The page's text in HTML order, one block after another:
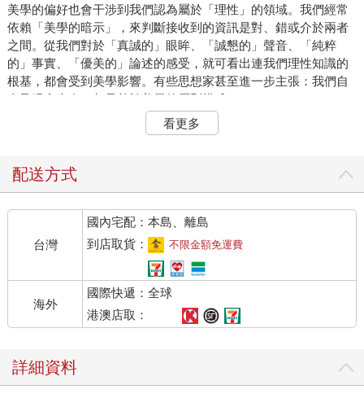
美學的偏好也會干涉到我們認為屬於「理性」的領域。我們經常
依賴「美學的暗示」，來判斷接收到的資訊是對、錯或介於兩者
之間。從我們對於「真誠的」眼眸、「誠懇的」聲音、「純粹
的」事實、「優美的」論述的感受，就可看出連我們理性知識的
根基，都會受到美學影響。有些思想家甚至進一步主張：我們自
身及現實本身，都是基於美學的原則構成。
但關於這些，你大多都知道了，是吧？現在拿著這本書的你，大
概是個創作者或文化工作者，是那種經常想挑戰「美感」「美
看見「美感」「美學」這類詞被用得模稜兩可，彷彿只為了填充
嗯……美感。」
不過你也知道，雖然使用「美感」或「美學」似乎能讓任何論點
聽起來更有力，但這些詞彙通常不是僅具有裝飾功能而已。這些
詞語代表著各種不同卻又經常相關的事物，用法多到讓人困惑，
所以除非使用詞語的發言者或筆者具體說明，否則這些詞語的確
切意思都是含糊的……
本書清楚地界定出「美」與「美學」的多種意涵，並在一篇相關
敘事裡，根據前後連貫的上下文來展現了這些詞彙的使用方式，
這一切跟你又有何關呢？當你從事設計、藝術創作等等事情時，
與分析、概念、想像有關的那些念頭，就是「美學」。本書旨要
看更多
配送方式
台灣
國內宅配：本島、離島
到店取貨：
不限金額免運費
海外
國際快遞：全球
港澳店取：
詳細資料